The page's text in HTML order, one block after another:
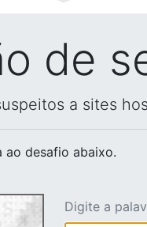
de
a sites
ao desafio abaixo.
Digite a